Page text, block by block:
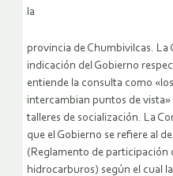
la
provincia de Chumbivilcas. La
indicación del Gobierno
entiende la consulta como
intercambian puntos de vista»
talleres de socialización. La
que el Gobierno se refiere al
(Reglamento de participación
hidrocarburos) según el cual